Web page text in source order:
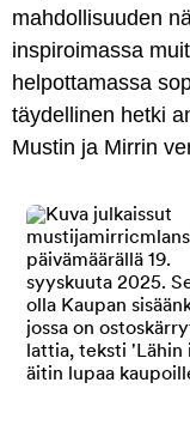
mahdollisuuden
inspiroimassa
helpottamassa
täydellinen hetki
Mustin ja Mirrin